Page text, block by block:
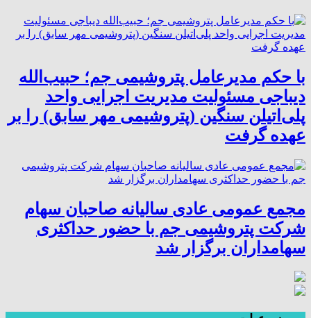
با حکم مدیرعامل پتروشیمی جم؛ حبیب‌الله
دیباجی مسئولیت مدیریت اجرایی واحد
پلی‌اتیلن سنگین (پتروشیمی مهر سابق) را بر
عهده گرفت
مجمع عمومی عادی سالیانه صاحبان سهام
شرکت پتروشیمی جم با حضور حداکثری
سهامداران برگزار شد